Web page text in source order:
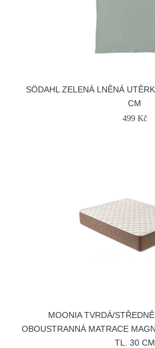
SÖDAHL ZELENÁ LNĚNÁ
CM
499 Kč
MOONIA TVRDÁ/
OBOUSTRANNÁ MATRACE
TL. 30 CM